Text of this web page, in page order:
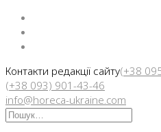
Контакти редакції сайту(+38
(+38 093) 901-43-46
info@horeca-ukraine.com
Искать: